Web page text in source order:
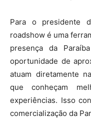
Para o presidente
roadshow é uma
presença da
oportunidade de
atuam diretamente
que conheçam
experiências. Isso
comercialização da